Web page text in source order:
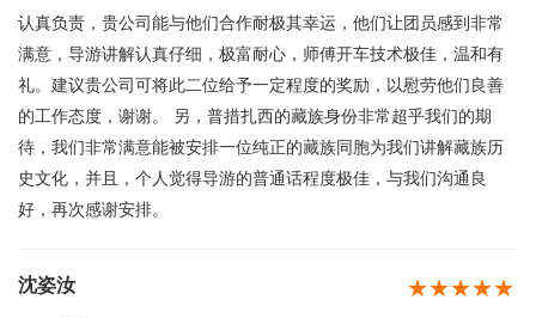
认真负责，贵公司能与他们合作耐极其幸运，他们让团员感到非常
满意，导游讲解认真仔细，极富耐心，师傅开车技术极佳，温和有
礼。建议贵公司可将此二位给予一定程度的奖励，以慰劳他们良善
的工作态度，谢谢。 另，普措扎西的藏族身份非常超乎我们的期
待，我们非常满意能被安排一位纯正的藏族同胞为我们讲解藏族历
史文化，并且，个人觉得导游的普通话程度极佳，与我们沟通良
好，再次感谢安排。
★★★★★
沈姿汝